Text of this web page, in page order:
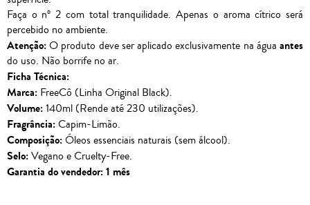
Faça o nº 2 com total tranquilidade. Apenas o aroma cítrico será
percebido no ambiente.
Atenção:O produto deve ser aplicado exclusivamente na água antes
do uso. Não borrife no ar.
Ficha Técnica:
Marca: FreeCô (Linha Original Black).
Volume:140ml (Rende até 230 utilizações).
Fragrância:Capim-Limão.
Composição:Óleos essenciais naturais (sem álcool).
Selo:Vegano e Cruelty-Free.
Garantia do vendedor: 1 mês